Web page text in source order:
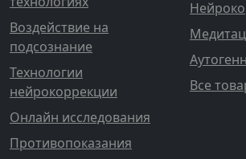
Воздействие на
подсознание
Технологии
нейрокоррекции
Онлайн исследования
Противопоказания
Все